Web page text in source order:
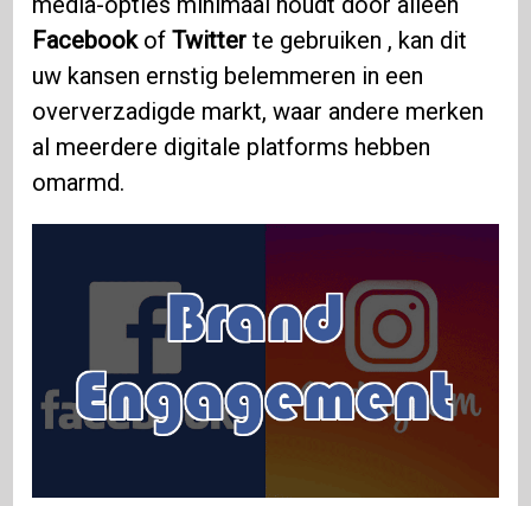
FacebookofTwitter te gebruiken , kan dit
uw kansen ernstig belemmeren in een
oververzadigde markt, waar andere merken
al meerdere digitale platforms hebben
omarmd.